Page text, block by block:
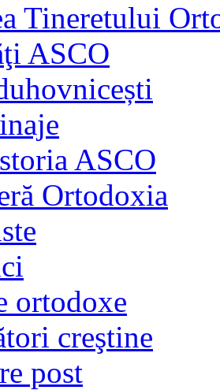
Tineretului
ASCO
ASCO
Ortodoxia
ortodoxe
creştine
post